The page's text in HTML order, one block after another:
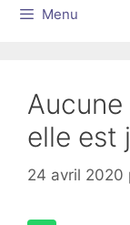
Menu
Aucune
elle est
24 avril 2020